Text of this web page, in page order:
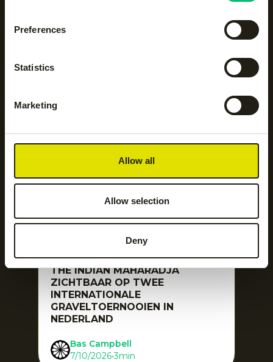
Preferences
Statistics
Marketing
Allow all
Allow selection
Deny
MÜNCHEN VOOR DUITS DUO
Nieuws
THE INDIAN MAHARADJA
ZICHTBAAR OP TWEE
INTERNATIONALE
GRAVELTOERNOOIEN IN
NEDERLAND
Bas Campbell
7/10/2026•3min